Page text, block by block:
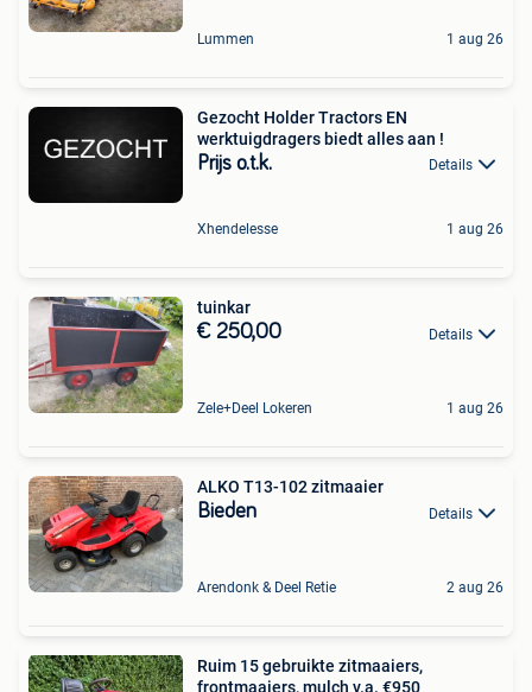
Lummen 1 aug 26
Gezocht Holder Tractors EN
werktuigdragers biedt alles aan !
Prijs o.t.k. Details
Xhendelesse 1 aug 26
tuinkar
€ 250,00 Details
Zele+Deel Lokeren 1 aug 26
ALKO T13-102 zitmaaier
Bieden Details
Arendonk & Deel Retie 2 aug 26
Ruim 15 gebruikte zitmaaiers,
frontmaaiers, mulch v.a. €950